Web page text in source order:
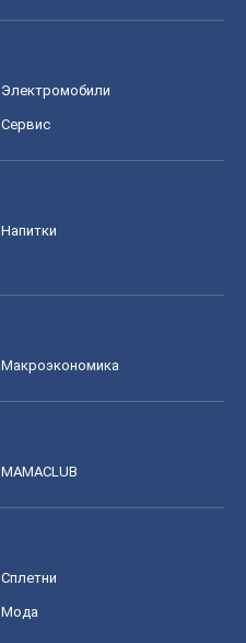
Электромобили
Сервис
Напитки
Mакроэкономика
MAMACLUB
Сплетни
Мода